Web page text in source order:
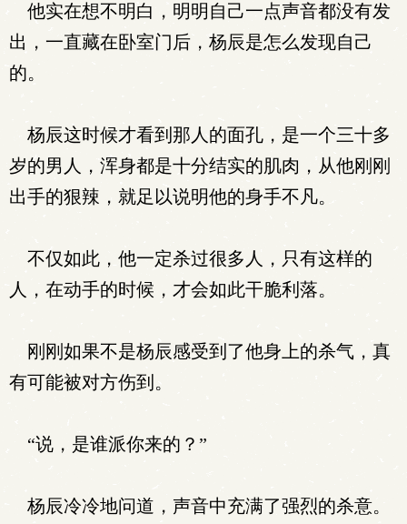
他实在想不明白，明明自己一点声音都没有发
出，一直藏在卧室门后，杨辰是怎么发现自己
的。
杨辰这时候才看到那人的面孔，是一个三十多
岁的男人，浑身都是十分结实的肌肉，从他刚刚
出手的狠辣，就足以说明他的身手不凡。
不仅如此，他一定杀过很多人，只有这样的
人，在动手的时候，才会如此干脆利落。
刚刚如果不是杨辰感受到了他身上的杀气，真
有可能被对方伤到。
“说，是谁派你来的？”
杨辰冷冷地问道，声音中充满了强烈的杀意。